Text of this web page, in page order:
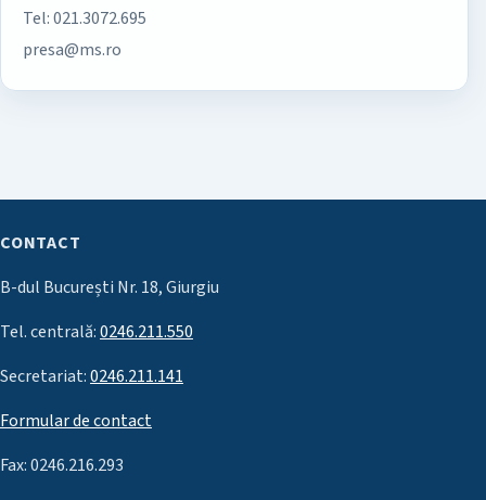
Tel: 021.3072.695
presa@ms.ro
CONTACT
B-dul București Nr. 18, Giurgiu
Tel. centrală:0246.211.550
Secretariat:0246.211.141
Formular de contact
Fax: 0246.216.293